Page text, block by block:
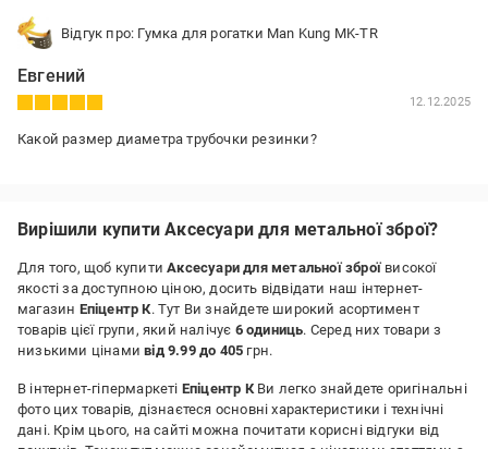
Відгук про: Гумка для рогатки Man Kung MK-TR
Евгений
12.12.2025
Какой размер диаметра трубочки резинки?
Вирішили купити Аксесуари для метальної зброї?
Для того, щоб купитиАксесуари для метальної зброї високої
якості за доступною ціною, досить відвідати наш інтернет-
магазин Епіцентр К. Тут Ви знайдете широкий асортимент
товарів цієї групи, який налічує 6 одиниць. Серед них товари з
низькими цінамивід 9.99 до 405 грн.
В інтернет-гіпермаркеті Епіцентр КВи легко знайдете оригінальні
фото цих товарів, дізнаєтеся основні характеристики і технічні
дані. Крім цього, на сайті можна почитати корисні відгуки від